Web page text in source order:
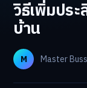
วิธีเพิ่มปร
บ้าน
M Master